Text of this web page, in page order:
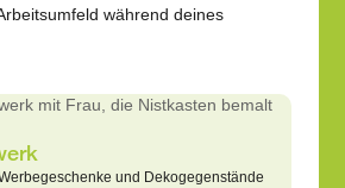
während deines
und Dekogegenstände